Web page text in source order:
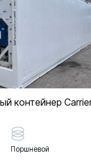
контейнер
Поршневой